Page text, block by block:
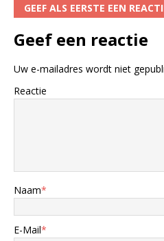
GEEF ALS EERSTE EEN
Geef een reactie
Uw e-mailadres wordt niet
Reactie
Naam*
E-Mail*